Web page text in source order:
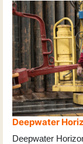
Deepwater
Deepwater